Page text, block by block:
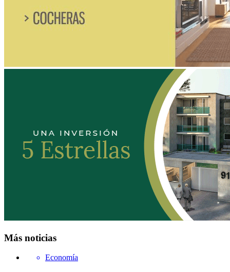
Más noticias
Economía